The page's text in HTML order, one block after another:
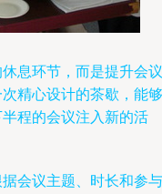
息环节，而是提升会议
精心设计的茶歇，能够
程的会议注入新的活
会议主题、时长和参与